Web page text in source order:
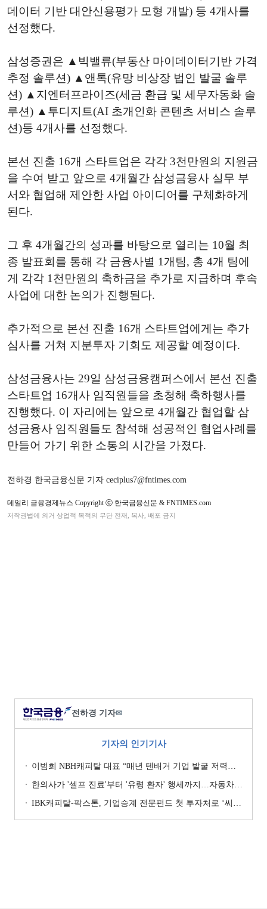
데이터 기반 대안신용평가 모형 개발) 등 4개사를
선정했다.
삼성증권은 ▲빅밸류(부동산 마이데이터기반 가격
추정 솔루션) ▲앤톡(유망 비상장 법인 발굴 솔루
션) ▲지엔터프라이즈(세금 환급 및 세무자동화 솔
루션) ▲투디지트(AI 초개인화 콘텐츠 서비스 솔루
션)등 4개사를 선정했다.
본선 진출 16개 스타트업은 각각 3천만원의 지원금
을 수여 받고 앞으로 4개월간 삼성금융사 실무 부
서와 협업해 제안한 사업 아이디어를 구체화하게
된다.
그 후 4개월간의 성과를 바탕으로 열리는 10월 최
종 발표회를 통해 각 금융사별 1개팀, 총 4개 팀에
게 각각 1천만원의 축하금을 추가로 지급하며 후속
사업에 대한 논의가 진행된다.
추가적으로 본선 진출 16개 스타트업에게는 추가
심사를 거쳐 지분투자 기회도 제공할 예정이다.
삼성금융사는 29일 삼성금융캠퍼스에서 본선 진출
스타트업 16개사 임직원들을 초청해 축하행사를
진행했다. 이 자리에는 앞으로 4개월간 협업할 삼
성금융사 임직원들도 참석해 성공적인 협업사례를
만들어 가기 위한 소통의 시간을 가졌다.
전하경 한국금융신문 기자 ceciplus7@fntimes.com
데일리 금융경제뉴스 Copyright ⓒ 한국금융신문 & FNTIMES.com
저작권법에 의거 상업적 목적의 무단 전재, 복사, 배포 금지
전하경 기자✉
기자의 인기기사
이범희 NBH캐피탈 대표 “매년 텐배거 기업 발굴 저력…올해 ROE 20% 목표”
한의사가 '셀프 진료'부터 '유령 환자' 행세까지…자동차보험 악용 심각 [경상환자 8주룰 도입 초읽기]
IBK캐피탈-팍스톤, 기업승계 전문펀드 첫 투자처로 ‘씨엠디기술단’ 낙점 [캐피탈사 돋보기]